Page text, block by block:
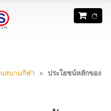
สนามกีฬา » ประโยชน์หลักของ